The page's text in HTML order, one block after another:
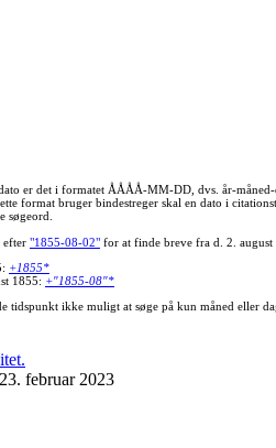
er det i formatet ÅÅÅÅ-MM-DD, dvs. år-
format bruger bindestreger skal en dato i
søgeord.
efter "1855-08-02"for at finde breve fra d. 2. august
+1855*
1855: +"1855-08"*
tidspunkt ikke muligt at søge på kun måned eller
februar 2023